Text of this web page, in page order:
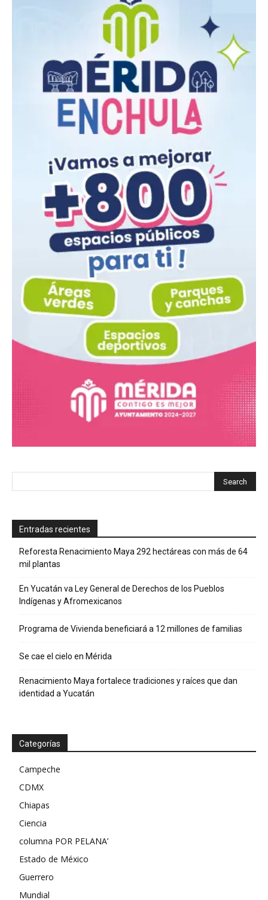
Entradas recientes
Reforesta Renacimiento Maya 292 hectáreas con más de 64
mil plantas
En Yucatán va Ley General de Derechos de los Pueblos
Indígenas y Afromexicanos
Programa de Vivienda beneficiará a 12 millones de familias
Se cae el cielo en Mérida
Renacimiento Maya fortalece tradiciones y raíces que dan
identidad a Yucatán
Categorías
Campeche
CDMX
Chiapas
Ciencia
columna POR PELANA’
Estado de México
Guerrero
Mundial